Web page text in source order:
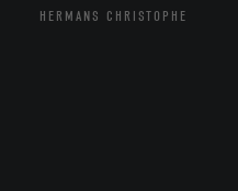
HERMANS CHRISTOPHE